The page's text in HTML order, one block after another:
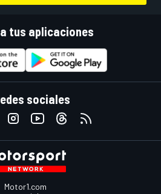
tus aplicaciones
sociales
Motor1.com